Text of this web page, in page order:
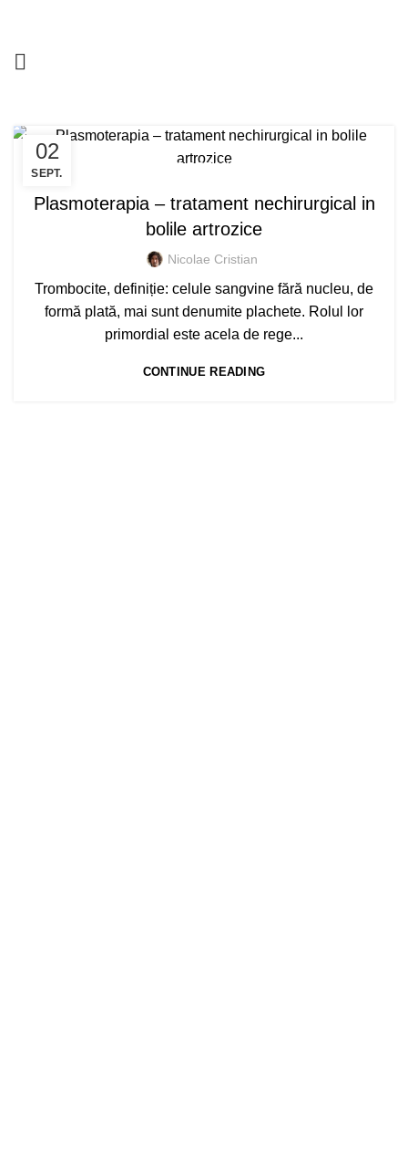
02
SEPT. TERAPII DE RECUPERARE
Plasmoterapia – tratament nechirurgical in
bolile artrozice
Nicolae Cristian
Trombocite, definiție: celule sangvine fără nucleu, de
formă plată, mai sunt denumite plachete. Rolul lor
primordial este acela de rege...
CONTINUE READING